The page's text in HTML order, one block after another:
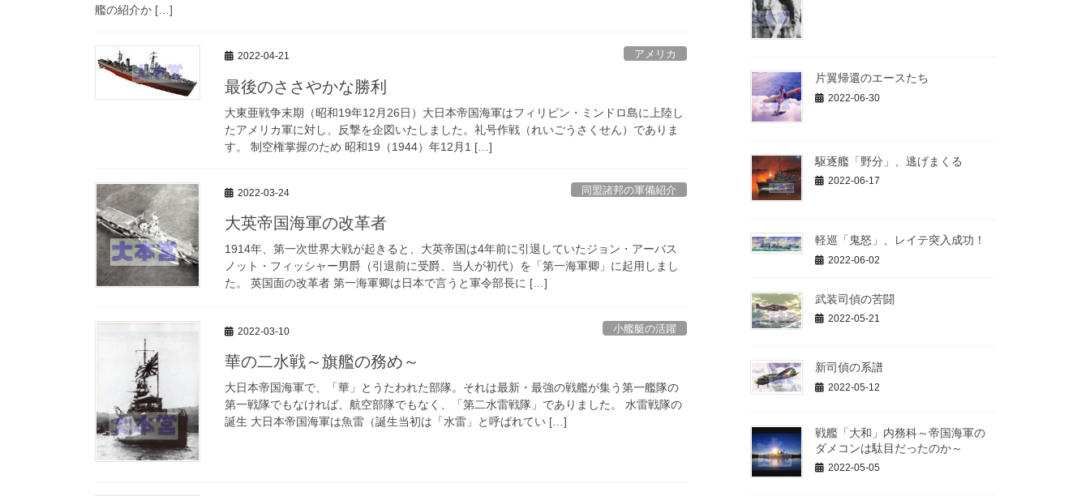
艦の紹介か […]
2022-04-21 アメリカ
最後のささやかな勝利
大東亜戦争末期（昭和19年12月26日）大日本帝国海軍はフィリピン・ミンドロ島に上陸し
たアメリカ軍に対し、反撃を企図いたしました。礼号作戦（れいごうさくせん）でありま
す。 制空権掌握のため 昭和19（1944）年12月1 […]
2022-03-24 同盟諸邦の軍備紹介
大英帝国海軍の改革者
1914年、第一次世界大戦が起きると、大英帝国は4年前に引退していたジョン・アーバス
ノット・フィッシャー男爵（引退前に受爵、当人が初代）を「第一海軍卿」に起用しまし
た。 英国面の改革者 第一海軍卿は日本で言うと軍令部長に […]
2022-03-10 小艦艇の活躍
華の二水戦～旗艦の務め～
大日本帝国海軍で、「華」とうたわれた部隊。それは最新・最強の戦艦が集う第一艦隊の
第一戦隊でもなければ、航空部隊でもなく、「第二水雷戦隊」でありました。 水雷戦隊の
誕生 大日本帝国海軍は魚雷（誕生当初は「水雷」と呼ばれてい […]
片翼帰還のエースたち
2022-06-30
駆逐艦「野分」、逃げまくる
2022-06-17
軽巡「鬼怒」、レイテ突入成功！
2022-06-02
武装司偵の苦闘
2022-05-21
新司偵の系譜
2022-05-12
戦艦「大和」内務科～帝国海軍の
ダメコンは駄目だったのか～
2022-05-05